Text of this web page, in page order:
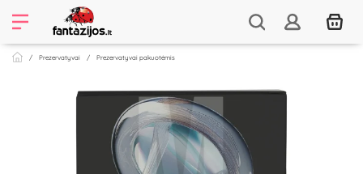
Prezervatyvai Prezervatyvai pakuotėmis